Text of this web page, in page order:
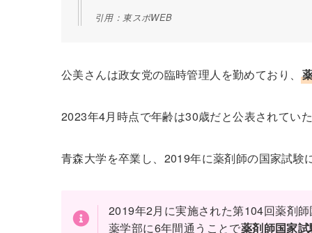
引用：東スポWEB
公美さんは政女党の臨時管理人を勤めており、
2023年4月時点で年齢は30歳だと公表されてい
青森大学を卒業し、2019年に薬剤師の国家試験
2019年2月に実施された第104回薬剤
薬学部に6年間通うことで薬剤師国家